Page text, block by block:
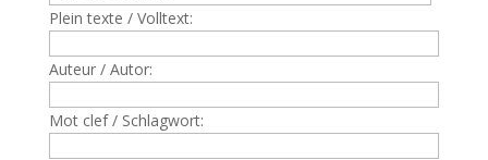
Plein texte / Volltext:
Auteur / Autor:
Mot clef / Schlagwort: